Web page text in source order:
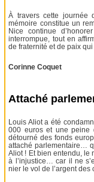
À travers cette journée
mémoire constitue un
Nice continue
interrompue, tout en
de fraternité et de paix
Corinne Coquet
Attaché
Louis Aliot a été
000 euros et une peine
détourné des fonds
attaché parlementaire…
Aliot ! Et bien entendu, le
à l’injustice… car il ne
nier le vol de l’argent